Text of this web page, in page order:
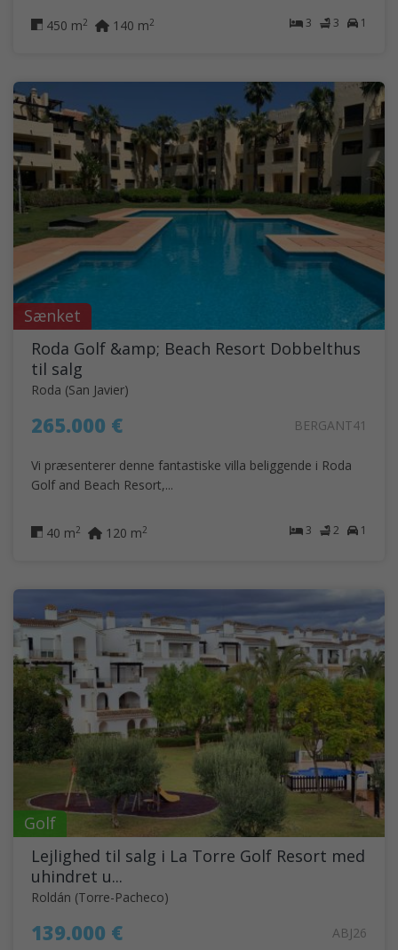
3 3 1
450 m2 140 m2
Sænket
Roda Golf &amp; Beach Resort Dobbelthus
til salg
Roda (San Javier)
265.000 € BERGANT41
Vi præsenterer denne fantastiske villa beliggende i Roda
Golf and Beach Resort,...
3 2 1
40 m2 120 m2
Golf
Lejlighed til salg i La Torre Golf Resort med
uhindret u...
Roldán (Torre-Pacheco)
139.000 € ABJ26